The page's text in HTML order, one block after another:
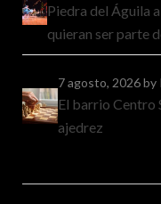
Piedra del Águila
quieran ser parte
7 agosto, 2026by
El barrio Centro
ajedrez